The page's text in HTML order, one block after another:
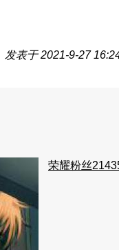
发表于 2021-9-27
荣耀粉丝